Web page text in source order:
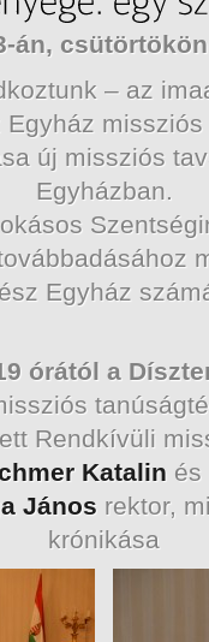
án,
– az
új missziós
Egyházban.
Egyház
órától a
Rendkívüli
Katalin és
János rektor,
krónikása